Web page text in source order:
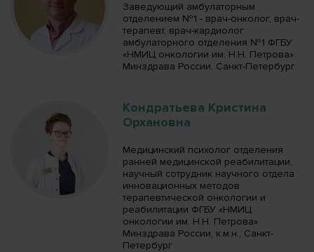
Заведующий амбулаторным
отделением №1 - врач-онколог, врач-
терапевт, врач-кардиолог
амбулаторного отделения №1 ФГБУ
«НМИЦ онкологии им. Н.Н. Петрова»
Минздрава России, Санкт-Петербург
Кондратьева Кристина
Орхановна
Медицинский психолог отделения
ранней медицинской реабилитации,
научный сотрудник научного отдела
инновационных методов
терапевтической онкологии и
реабилитации ФГБУ «НМИЦ
онкологии им. Н.Н. Петрова»
Минздрава России, к.м.н., Санкт-
Петербург